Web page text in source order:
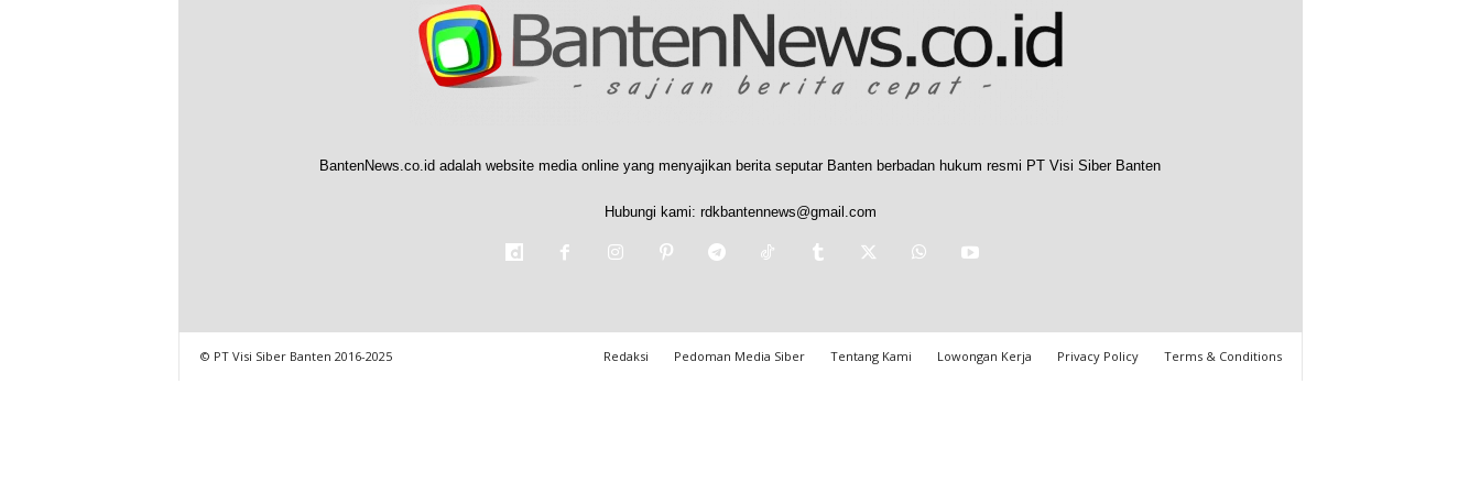
BantenNews.co.id adalah website media online yang menyajikan berita seputar Banten berbadan hukum resmi PT Visi Siber Banten
Hubungi kami: rdkbantennews@gmail.com
Redaksi Pedoman Media Siber Tentang Kami Lowongan Kerja Privacy Policy Terms & Conditions
© PT Visi Siber Banten 2016-2025